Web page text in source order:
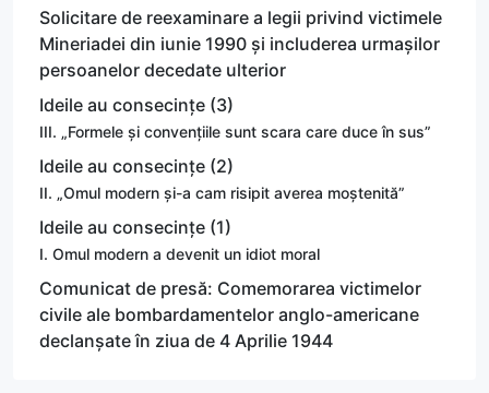
Solicitare de reexaminare a legii privind victimele
Mineriadei din iunie 1990 și includerea urmașilor
persoanelor decedate ulterior
Ideile au consecințe (3)
III. „Formele și convențiile sunt scara care duce în sus”
Ideile au consecințe (2)
II. „Omul modern și-a cam risipit averea moștenită”
Ideile au consecințe (1)
I. Omul modern a devenit un idiot moral
Comunicat de presă: Comemorarea victimelor
civile ale bombardamentelor anglo-americane
declanșate în ziua de 4 Aprilie 1944